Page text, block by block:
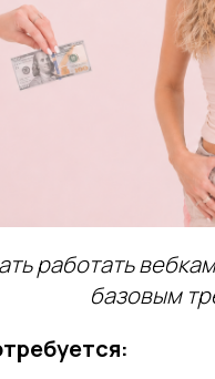
работать
базовым